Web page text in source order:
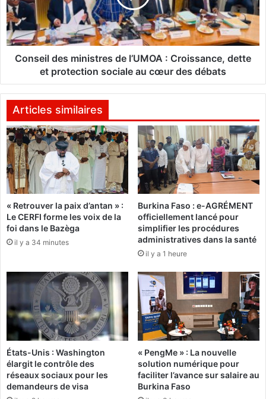
1
2
e
é
e
l
i
d
é
e
a
v
e
c
s
s
d
n
s
l
e
K
i
l
d
e
i
n
s
t
r
e
s
d
e
l
’
U
M
r
o
s
s
a
n
Conseil des ministres de l’UMOA : Croissance, dette
et protection sociale au cœur des débats
Articles similaires
« Retrouver la paix d’antan » :
Le CERFI forme les voix de la
foi dans le Bazèga
il y a 34 minutes
Burkina Faso : e-AGRÉMENT
officiellement lancé pour
simplifier les procédures
administratives dans la santé
il y a 1 heure
États-Unis : Washington
élargit le contrôle des
réseaux sociaux pour les
demandeurs de visa
« PengMe » : La nouvelle
solution numérique pour
faciliter l’avance sur salaire au
Burkina Faso